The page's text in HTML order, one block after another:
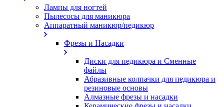
Лампы для ногтей
Пылесосы для маникюра
Аппаратный маникюр/педикюр
Фрезы и Насадки
Диски для педикюра и Сменные
файлы
Абразивные колпачки для педикюра и
резиновые основы
Алмазные фрезы и насадки